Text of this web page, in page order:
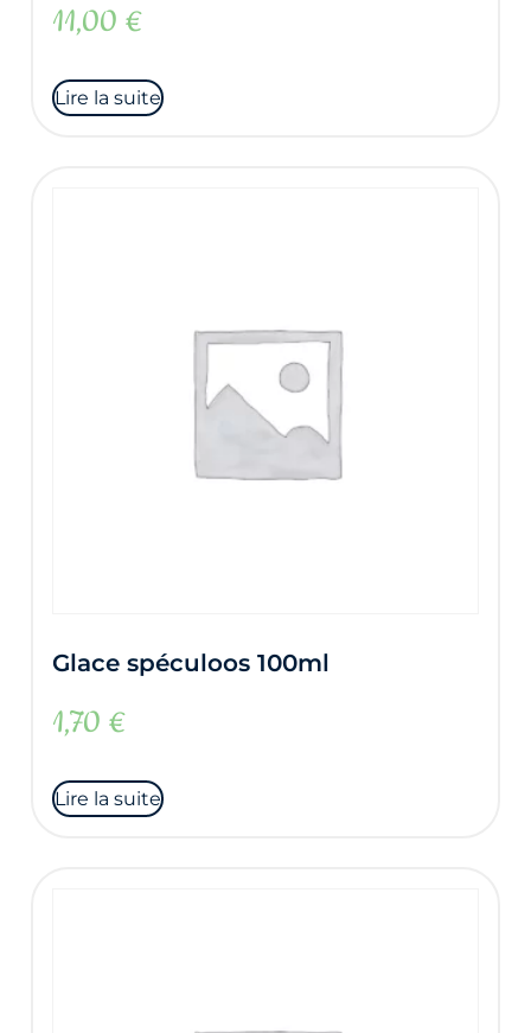
11,00 €
Lire la suite
Glace spéculoos 100ml
1,70 €
Lire la suite